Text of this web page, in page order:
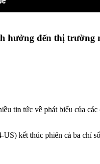
hưởng đến thị
tin tức về phát biểu của
kết thúc phiên cả ba chỉ